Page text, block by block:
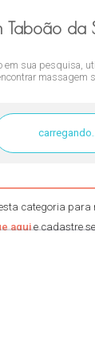
Taboão da
sua pesquisa,
massagem
categoria para
aquie cadastre